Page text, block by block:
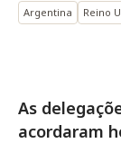
Argentina Reino
As
acordaram